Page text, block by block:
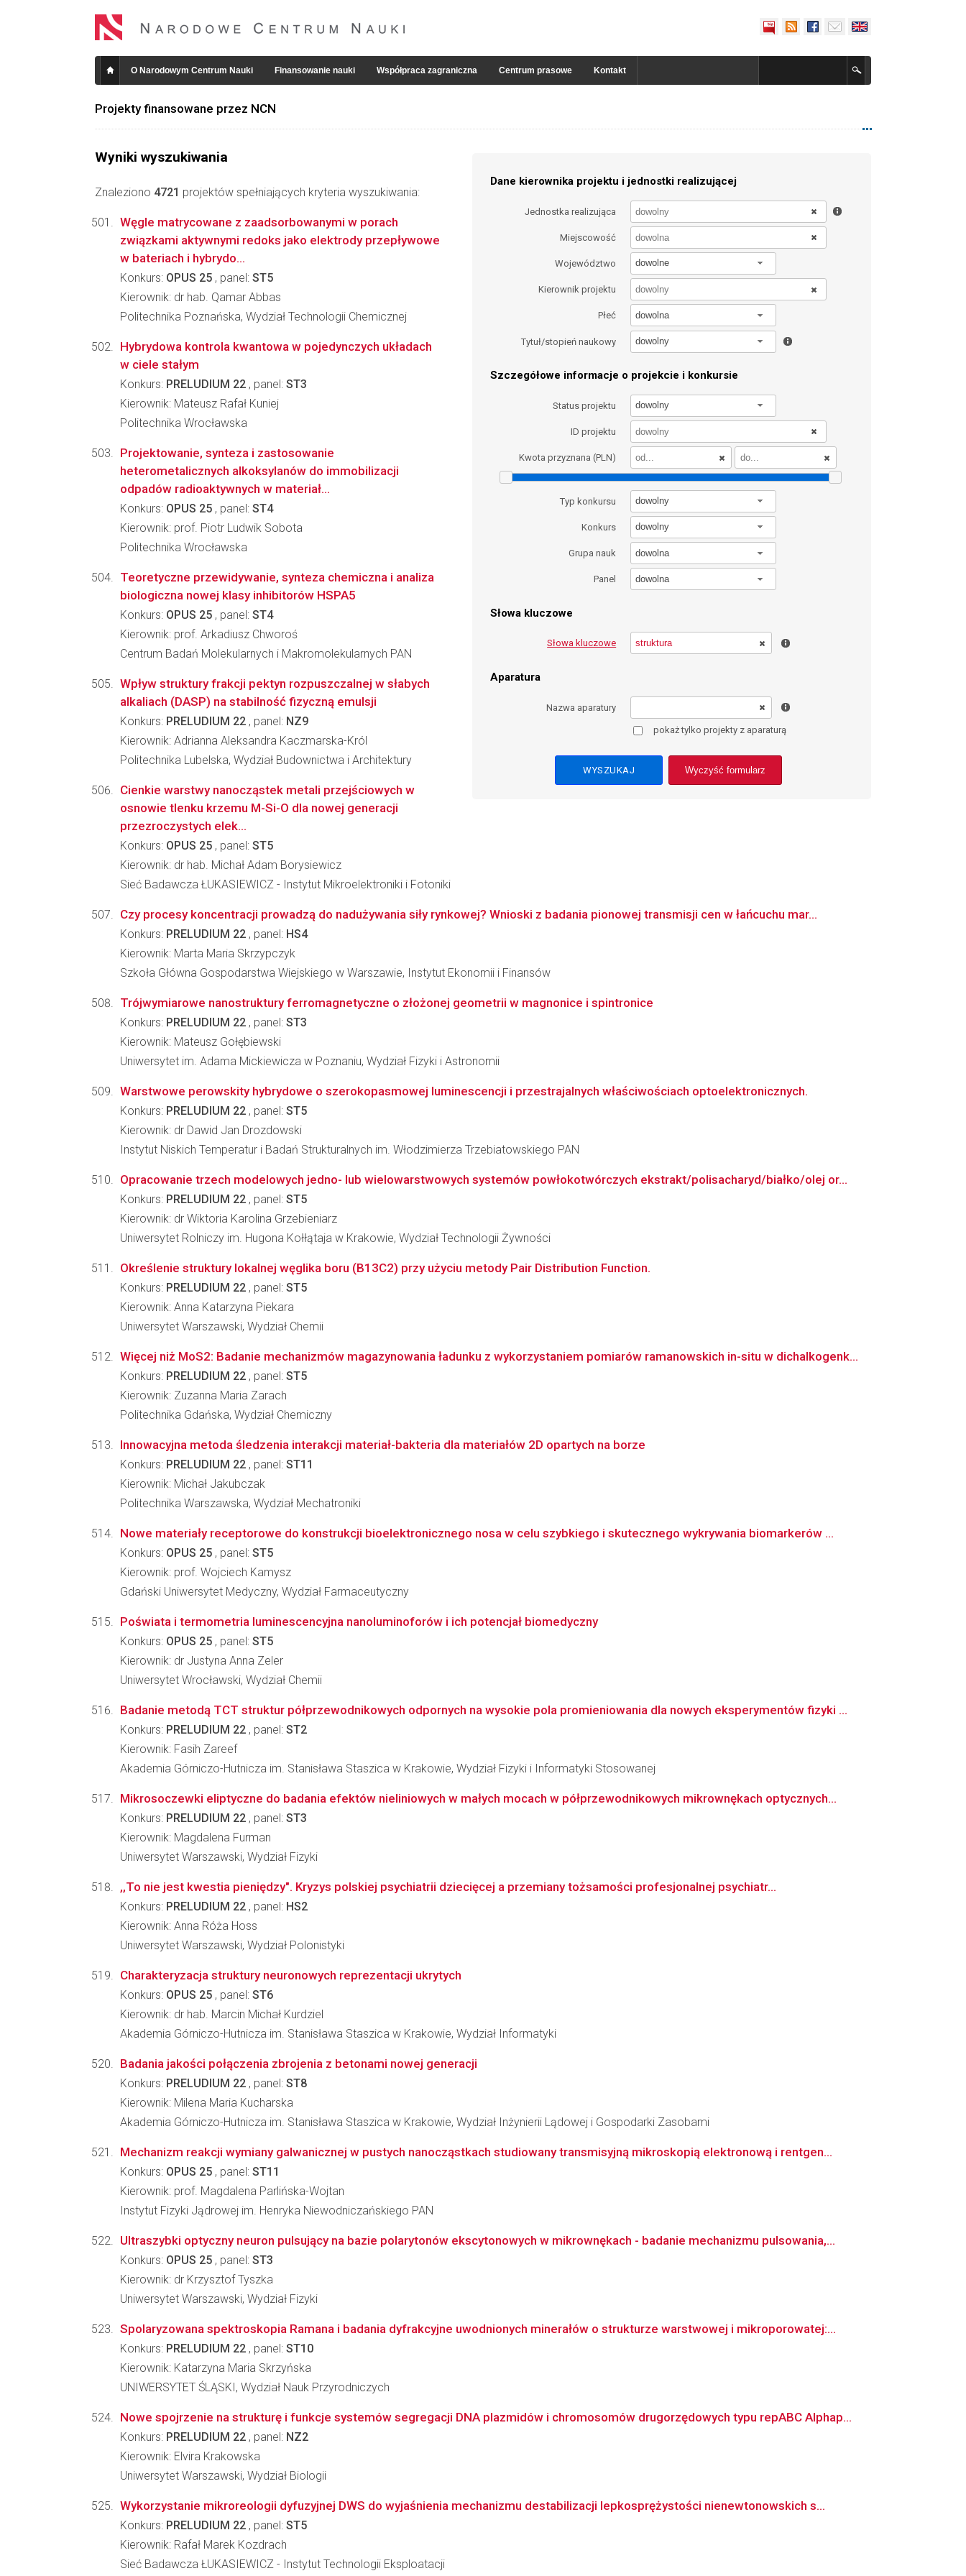
O Narodowym Centrum Nauki Finansowanie nauki Współpraca zagraniczna Centrum prasowe Kontakt
Projekty finansowane przez NCN
Wyniki wyszukiwania
Znaleziono 4721 projektów spełniających kryteria wyszukiwania:
Dane kierownika projektu i jednostki realizującej
Jednostka realizująca
Miejscowość
Województwo dowolne
Kierownik projektu
Płeć dowolna
Tytuł/stopień naukowy dowolny
Szczegółowe informacje o projekcie i konkursie
Status projektu dowolny
ID projektu
Kwota przyznana (PLN)
Typ konkursu dowolny
Konkurs dowolny
Grupa nauk dowolna
Panel dowolna
Słowa kluczowe
Słowa kluczowe
Aparatura
Nazwa aparatury
pokaż tylko projekty z aparaturą
Wyczyść formularz
Węgle matrycowane z zaadsorbowanymi w porach
związkami aktywnymi redoks jako elektrody przepływowe
w bateriach i hybrydo...
Konkurs: OPUS 25 , panel: ST5
Kierownik: dr hab. Qamar Abbas
Politechnika Poznańska, Wydział Technologii Chemicznej
Hybrydowa kontrola kwantowa w pojedynczych układach
w ciele stałym
Konkurs: PRELUDIUM 22 , panel: ST3
Kierownik: Mateusz Rafał Kuniej
Politechnika Wrocławska
Projektowanie, synteza i zastosowanie
heterometalicznych alkoksylanów do immobilizacji
odpadów radioaktywnych w materiał...
Konkurs: OPUS 25 , panel: ST4
Kierownik: prof. Piotr Ludwik Sobota
Politechnika Wrocławska
Teoretyczne przewidywanie, synteza chemiczna i analiza
biologiczna nowej klasy inhibitorów HSPA5
Konkurs: OPUS 25 , panel: ST4
Kierownik: prof. Arkadiusz Chworoś
Centrum Badań Molekularnych i Makromolekularnych PAN
Wpływ struktury frakcji pektyn rozpuszczalnej w słabych
alkaliach (DASP) na stabilność fizyczną emulsji
Konkurs: PRELUDIUM 22 , panel: NZ9
Kierownik: Adrianna Aleksandra Kaczmarska-Król
Politechnika Lubelska, Wydział Budownictwa i Architektury
Cienkie warstwy nanocząstek metali przejściowych w
osnowie tlenku krzemu M-Si-O dla nowej generacji
przezroczystych elek...
Konkurs: OPUS 25 , panel: ST5
Kierownik: dr hab. Michał Adam Borysiewicz
Sieć Badawcza ŁUKASIEWICZ - Instytut Mikroelektroniki i Fotoniki
Czy procesy koncentracji prowadzą do nadużywania siły rynkowej? Wnioski z badania pionowej transmisji cen w łańcuchu mar...
Konkurs: PRELUDIUM 22 , panel: HS4
Kierownik: Marta Maria Skrzypczyk
Szkoła Główna Gospodarstwa Wiejskiego w Warszawie, Instytut Ekonomii i Finansów
Trójwymiarowe nanostruktury ferromagnetyczne o złożonej geometrii w magnonice i spintronice
Konkurs: PRELUDIUM 22 , panel: ST3
Kierownik: Mateusz Gołębiewski
Uniwersytet im. Adama Mickiewicza w Poznaniu, Wydział Fizyki i Astronomii
Warstwowe perowskity hybrydowe o szerokopasmowej luminescencji i przestrajalnych właściwościach optoelektronicznych.
Konkurs: PRELUDIUM 22 , panel: ST5
Kierownik: dr Dawid Jan Drozdowski
Instytut Niskich Temperatur i Badań Strukturalnych im. Włodzimierza Trzebiatowskiego PAN
Opracowanie trzech modelowych jedno- lub wielowarstwowych systemów powłokotwórczych ekstrakt/polisacharyd/białko/olej or...
Konkurs: PRELUDIUM 22 , panel: ST5
Kierownik: dr Wiktoria Karolina Grzebieniarz
Uniwersytet Rolniczy im. Hugona Kołłątaja w Krakowie, Wydział Technologii Żywności
Określenie struktury lokalnej węglika boru (B13C2) przy użyciu metody Pair Distribution Function.
Konkurs: PRELUDIUM 22 , panel: ST5
Kierownik: Anna Katarzyna Piekara
Uniwersytet Warszawski, Wydział Chemii
Więcej niż MoS2: Badanie mechanizmów magazynowania ładunku z wykorzystaniem pomiarów ramanowskich in-situ w dichalkogenk...
Konkurs: PRELUDIUM 22 , panel: ST5
Kierownik: Zuzanna Maria Zarach
Politechnika Gdańska, Wydział Chemiczny
Innowacyjna metoda śledzenia interakcji materiał-bakteria dla materiałów 2D opartych na borze
Konkurs: PRELUDIUM 22 , panel: ST11
Kierownik: Michał Jakubczak
Politechnika Warszawska, Wydział Mechatroniki
Nowe materiały receptorowe do konstrukcji bioelektronicznego nosa w celu szybkiego i skutecznego wykrywania biomarkerów ...
Konkurs: OPUS 25 , panel: ST5
Kierownik: prof. Wojciech Kamysz
Gdański Uniwersytet Medyczny, Wydział Farmaceutyczny
Poświata i termometria luminescencyjna nanoluminoforów i ich potencjał biomedyczny
Konkurs: OPUS 25 , panel: ST5
Kierownik: dr Justyna Anna Zeler
Uniwersytet Wrocławski, Wydział Chemii
Badanie metodą TCT struktur półprzewodnikowych odpornych na wysokie pola promieniowania dla nowych eksperymentów fizyki ...
Konkurs: PRELUDIUM 22 , panel: ST2
Kierownik: Fasih Zareef
Akademia Górniczo-Hutnicza im. Stanisława Staszica w Krakowie, Wydział Fizyki i Informatyki Stosowanej
Mikrosoczewki eliptyczne do badania efektów nieliniowych w małych mocach w półprzewodnikowych mikrownękach optycznych...
Konkurs: PRELUDIUM 22 , panel: ST3
Kierownik: Magdalena Furman
Uniwersytet Warszawski, Wydział Fizyki
,,To nie jest kwestia pieniędzy". Kryzys polskiej psychiatrii dziecięcej a przemiany tożsamości profesjonalnej psychiatr...
Konkurs: PRELUDIUM 22 , panel: HS2
Kierownik: Anna Róża Hoss
Uniwersytet Warszawski, Wydział Polonistyki
Charakteryzacja struktury neuronowych reprezentacji ukrytych
Konkurs: OPUS 25 , panel: ST6
Kierownik: dr hab. Marcin Michał Kurdziel
Akademia Górniczo-Hutnicza im. Stanisława Staszica w Krakowie, Wydział Informatyki
Badania jakości połączenia zbrojenia z betonami nowej generacji
Konkurs: PRELUDIUM 22 , panel: ST8
Kierownik: Milena Maria Kucharska
Akademia Górniczo-Hutnicza im. Stanisława Staszica w Krakowie, Wydział Inżynierii Lądowej i Gospodarki Zasobami
Mechanizm reakcji wymiany galwanicznej w pustych nanocząstkach studiowany transmisyjną mikroskopią elektronową i rentgen...
Konkurs: OPUS 25 , panel: ST11
Kierownik: prof. Magdalena Parlińska-Wojtan
Instytut Fizyki Jądrowej im. Henryka Niewodniczańskiego PAN
Ultraszybki optyczny neuron pulsujący na bazie polarytonów ekscytonowych w mikrownękach - badanie mechanizmu pulsowania,...
Konkurs: OPUS 25 , panel: ST3
Kierownik: dr Krzysztof Tyszka
Uniwersytet Warszawski, Wydział Fizyki
Spolaryzowana spektroskopia Ramana i badania dyfrakcyjne uwodnionych minerałów o strukturze warstwowej i mikroporowatej:...
Konkurs: PRELUDIUM 22 , panel: ST10
Kierownik: Katarzyna Maria Skrzyńska
UNIWERSYTET ŚLĄSKI, Wydział Nauk Przyrodniczych
Nowe spojrzenie na strukturę i funkcje systemów segregacji DNA plazmidów i chromosomów drugorzędowych typu repABC Alphap...
Konkurs: PRELUDIUM 22 , panel: NZ2
Kierownik: Elvira Krakowska
Uniwersytet Warszawski, Wydział Biologii
Wykorzystanie mikroreologii dyfuzyjnej DWS do wyjaśnienia mechanizmu destabilizacji lepkosprężystości nienewtonowskich s...
Konkurs: PRELUDIUM 22 , panel: ST5
Kierownik: Rafał Marek Kozdrach
Sieć Badawcza ŁUKASIEWICZ - Instytut Technologii Eksploatacji